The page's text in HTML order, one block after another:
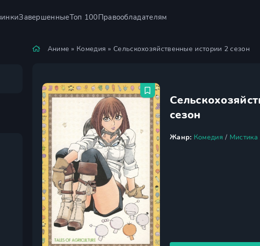
ЗавершенныеТоп 100Правообладателям
Аниме » Комедия » Сельскохозяйственные истории 2 сезон
сезон
Жанр: Комедия / Мистика